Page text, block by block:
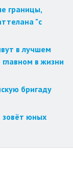
границы,
"с
в лучшем
в жизни
бригаду
юных